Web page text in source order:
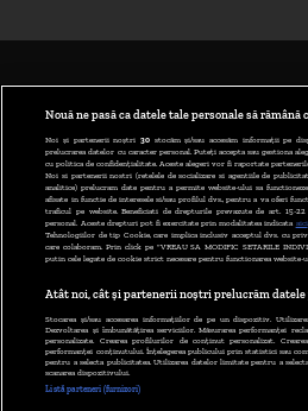
ABONARE DIGI
GESTIONAȚI
CODUL
CAMERE WEB
CONTACT/
Nouă ne pasă ca datele tale personale să rămână
Noi și partenerii noștri 30stocăm și/sau accesăm informații pe
prelucrarea datelor cu caracter personal. Puteți accepta sau gestiona
cu politica de confidențialitate. Aceste alegeri vor fi raportate
Noi si partenerii nostri (retelele de socializare si agentiile de
analitice) prelucram date pentru a permite website-ului sa
afisate in functie de interesele si/sau profilul dvs., pentru a va oferi
traficul pe website. Beneficiati de drepturile prevazute de art. 15-
personal. Aceste drepturi pot fi exercitate prin modalitatea indicata aici
Tehnologiilor de tip Cookie, care implica inclusiv acceptul dvs. cu
care colaboram. Prin click pe “VREAU SA MODIFIC SETARILE
putin cele legate de cookie strict necesare pentru functionarea website-
Atât noi, cât și partenerii noștri prelucrăm datele
Stocarea și/sau accesarea informațiilor de pe un dispozitiv.
Dezvoltarea și îmbunătățirea serviciilor. Măsurarea performanței
personalizate. Crearea profilurilor de conținut personalizat.
performanței conținutului. Înțelegerea publicului prin statistici sau
pentru a selecta publicitatea. Utilizarea datelor limitate pentru a
scanarea dispozitivului.
Listă parteneri (furnizori)